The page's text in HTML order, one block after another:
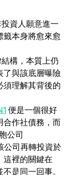
資人願意進一
籤本身將愈來愈
構，本質上仍
了與該底層曝險
須理解其背後的
(opens in a new
便是一個很好
合作社債務，而
公司
公司再轉投資於
這裡的關鍵在
是同一回事。